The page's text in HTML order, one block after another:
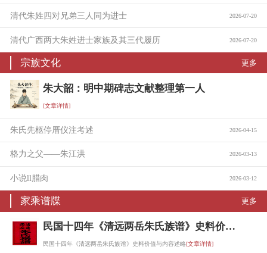
清代朱姓四对兄弟三人同为进士 2026-07-20
清代广西两大朱姓进士家族及其三代履历 2026-07-20
宗族文化 更多
朱大韶：明中期碑志文献整理第一人
[文章详情]
朱氏先柩停厝仪注考述 2026-04-15
格力之父——朱江洪 2026-03-13
小说ll腊肉 2026-03-12
家乘谱牒 更多
民国十四年《清远两岳朱氏族谱》史料价值与内容述略
民国十四年《清远两岳朱氏族谱》史料价值与内容述略[文章详情]